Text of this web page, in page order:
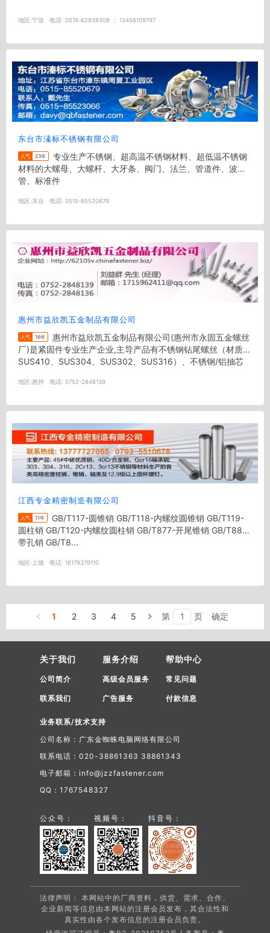
地区:宁波 电话: 0574-62939308 ； 13456109797
东台市溱标不锈钢有限公司
人气 23年
材料的大螺母、大螺杆、大牙条、阀门、法兰、管道件、波纹
管、标准件
地区:东台 电话: 0515-85520679
惠州市益欣凯五金制品有限公司
人气 16年
厂)是紧固件专业生产企业,主导产品有不锈钢钻尾螺丝（材质：
SUS410、SUS304、SUS302、SUS316）、不锈钢/铝抽芯
地区:惠州 电话: 0752-2848139
江西专金精密制造有限公司
人气 11年
圆柱销 GB/T120-内螺纹圆柱销 GB/T877-开尾锥销 GB/T880-
带孔销 GB/T8...
地区: 上饶 电话: 18179379110
1 2 3 4 5 第 页 确定
关于我们
公司简介
联系我们
服务介绍
高级会员服务
广告服务
帮助中心
常见问题
付款信息
业务联系/技术支持
公司名称：广东金蜘蛛电脑网络有限公司
联系电话：020-38861363 38861343
电子邮箱：info@jzzfastener.com
QQ：1767548327
公众号： 视频号： 抖音号：
法律声明： 本网站中的厂商资料，供货、需求、合作、
企业新闻等信息由本网站的注册会员发布，其合法性和
真实性由各个发布信息的注册会员负责。